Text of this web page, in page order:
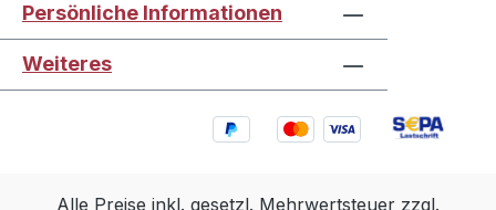
Persönliche Informationen
Weiteres
Alle Preise inkl. gesetzl. Mehrwertsteuer zzgl.